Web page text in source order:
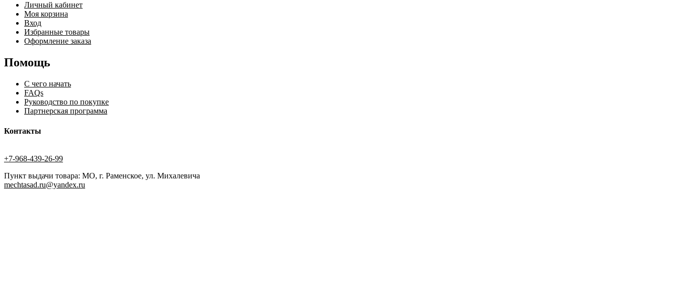
Личный кабинет
Моя корзина
Вход
Избранные товары
Оформление заказа
Помощь
С чего начать
FAQs
Руководство по покупке
Партнерская программа
Контакты
+7-968-439-26-99
Пункт выдачи товара: МО, г. Раменское, ул. Михалевича
mechtasad.ru@yandex.ru